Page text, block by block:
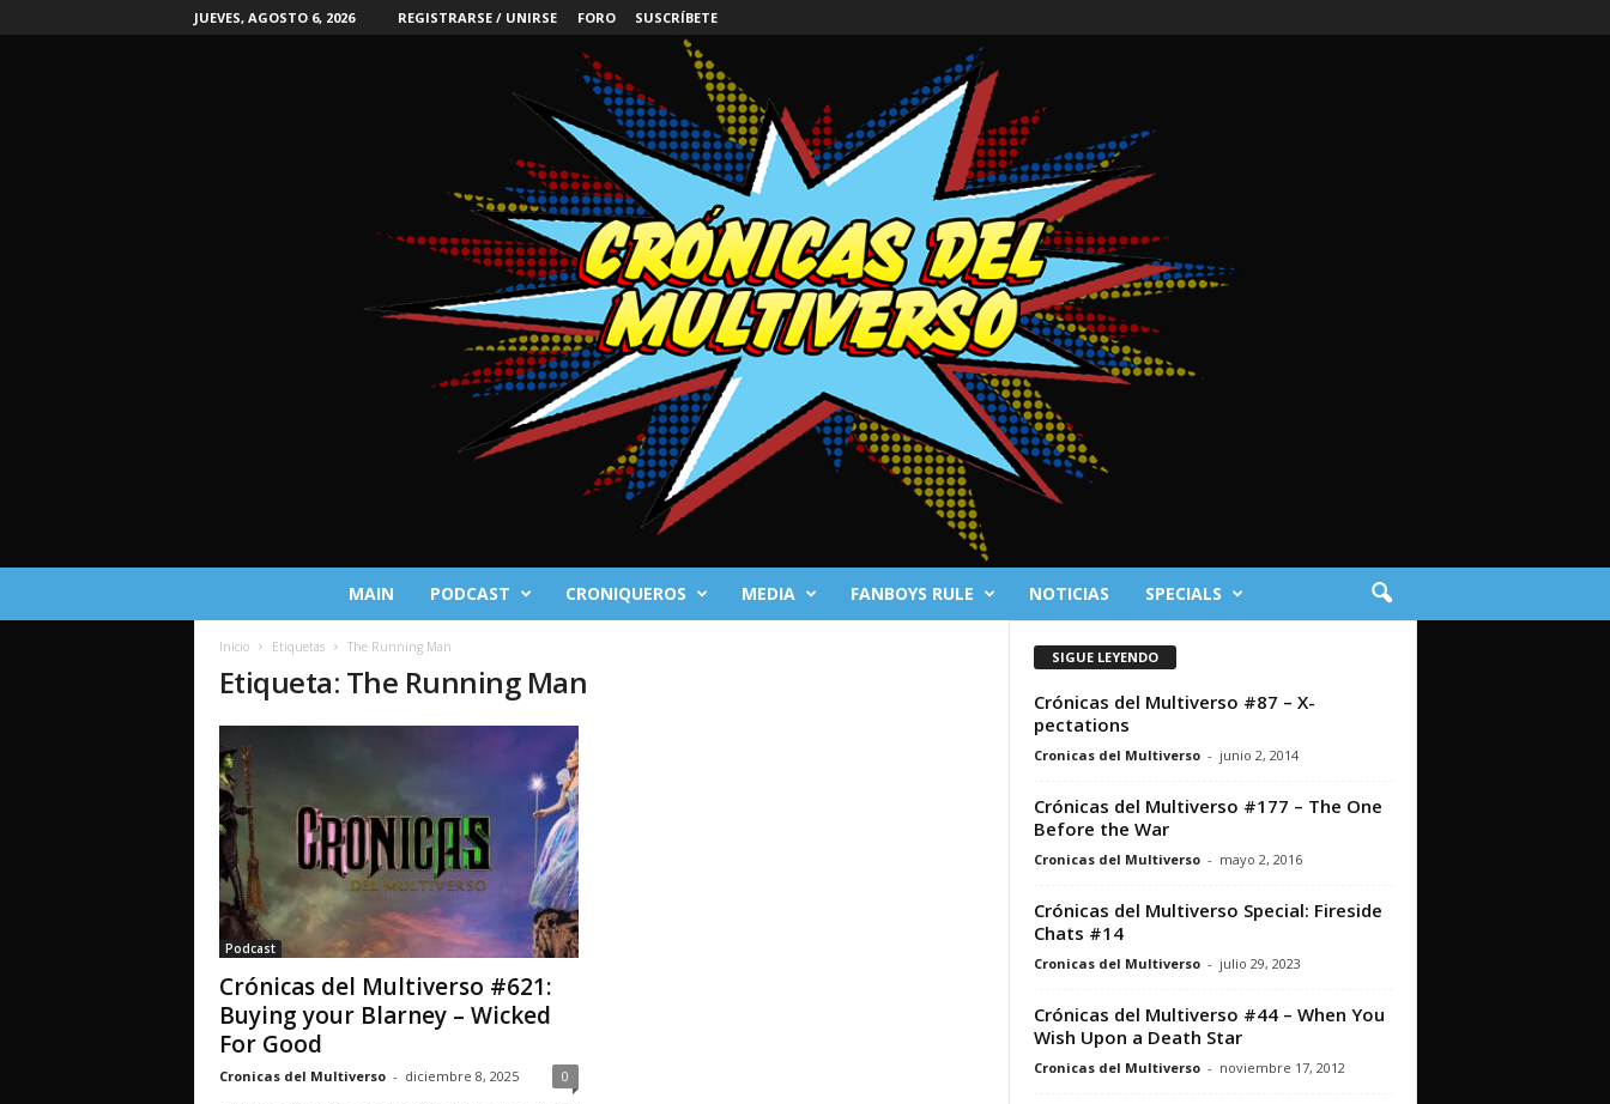
JUEVES, AGOSTO 6, 2026 REGISTRARSE / UNIRSE FORO SUSCRÍBETE
MAIN PODCAST CRONIQUEROS MEDIA FANBOYS RULE NOTICIAS SPECIALS
Inicio Etiquetas The Running Man
Etiqueta: The Running Man
Podcast
Crónicas del Multiverso #621:
Buying your Blarney – Wicked
For Good
Cronicas del Multiverso - diciembre 8, 2025 0
SIGUE LEYENDO
Crónicas del Multiverso #87 – X-
pectations
Cronicas del Multiverso - junio 2, 2014
Crónicas del Multiverso #177 – The One
Before the War
Cronicas del Multiverso - mayo 2, 2016
Crónicas del Multiverso Special: Fireside
Chats #14
Cronicas del Multiverso - julio 29, 2023
Crónicas del Multiverso #44 – When You
Wish Upon a Death Star
Cronicas del Multiverso - noviembre 17, 2012